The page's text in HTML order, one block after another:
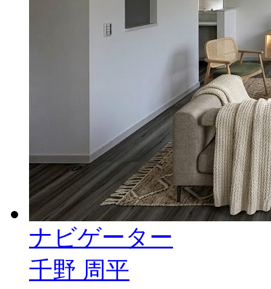
ナビゲーター
千野 周平